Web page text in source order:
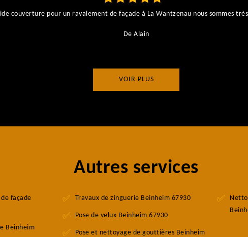
couverture pour un ravalement de façade à La Wantzenau nous sommes
De Alain
VOIR PLUS
Autres services
façade
Beinheim
Travaux de zinguerie Beinheim 67930
Pose de velux Beinheim 67930
Pose et nettoyage de gouttières Beinheim